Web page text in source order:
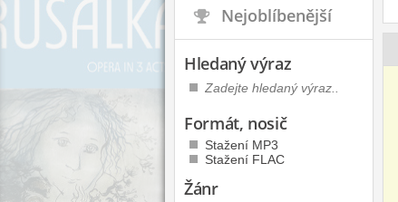
Nejoblíbenější
Hledaný výraz
Formát, nosič
Stažení MP3
Stažení FLAC
Žánr